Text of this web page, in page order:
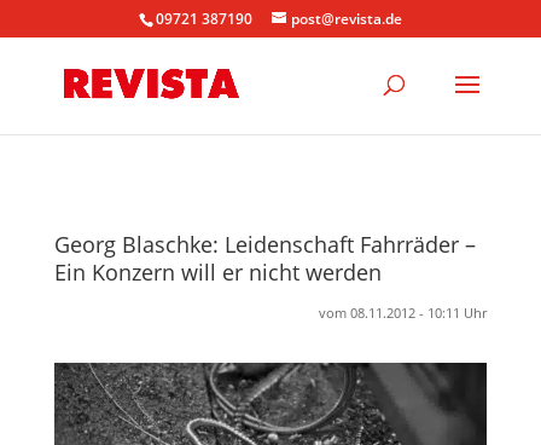
09721 387190 post@revista.de
Georg Blaschke: Leidenschaft Fahrräder –
Ein Konzern will er nicht werden
vom 08.11.2012 - 10:11 Uhr